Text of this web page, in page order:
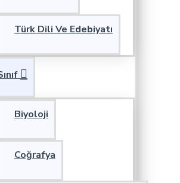
Türk Dili Ve Edebiyatı
Biyoloji
Coğrafya